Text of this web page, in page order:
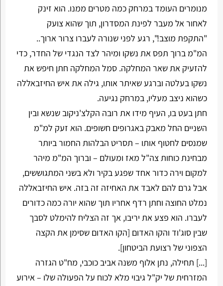
מנומרים העומד במרחק כמה מטרים ממנו. הוא זינק
לאחור אל מעבר לפינת המסדרון, תוך שהוא צועק
"התקפת מוצב!", רגע לפני שנורה לעברו צרור ארוך..
המ"מ ברוך תפס את נשקו ומיהר לצד הנגדי של החדר, כדי
להזעיק את שאר המחלקה. סמל המחלקה חתן חיפש את
נשקו בעלטה וברגע שאיתר אותו, גילה את איש החיזבאללה
כשהוא ניצב מעליו, במרחק נגיעה.
חתן בעט בו, העיף מידו את רובה הקלצ'ניקוב שנשא ובין
השניים החל מאבק באגרופים חשופים. הוא זעק למ"מ
שמנסים לחטוף אותו – תסריט הבלהות החמור ביותר
מבחינת כוחות צה"ל מאז ומעולם – וברוך המ"מ מיהר
למקום וירה כדור אחד שפגע בקיר ולא בשני המתגוששים,
אבל גרם להם לאבד את האחיזה זה בזה. איש החיזבאללה
נמלט החוצה וחתן רדף אחריו תוך שהוא יורה כמה כדורים
לעברו. הוא פצע את יריבו, אך זה הצליח להימלט לסבך
שבין סוג'וד והקו האדום [הקו האדום שסימן את הקצה
הצפוני של רצועת הביטחון].
[...] תחילה, נתן אלוף משנה אביב כוכבי, מח"ט הגזרה
המזרחית של יק"ל גיבוי מלא לכוח על הפעולה שלו – אירוע